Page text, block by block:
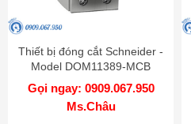
Thiết bị đóng cắt Schneider -
Model DOM11389-MCB
Gọi ngay: 0909.067.950
Ms.Châu